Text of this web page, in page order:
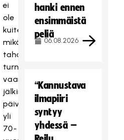
ei
ole
kuitenkaan
mikä
tahansa
turnaus,
vaan
jälkimmäinen
päivä
yli
70-
hanki ennen
ensimmäistä
peliä
06.08.2026
“Kannustava
ilmapiiri
syntyy
yhdessä –